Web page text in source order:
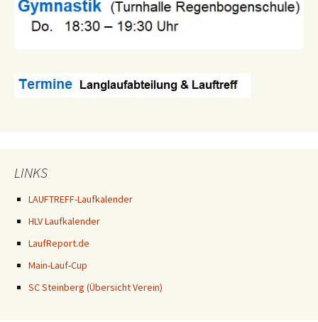
LINKS
LAUFTREFF-Laufkalender
HLV Laufkalender
LaufReport.de
Main-Lauf-Cup
SC Steinberg (Übersicht Verein)